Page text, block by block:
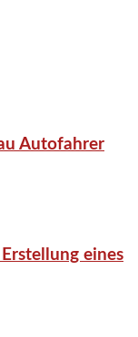
Autofahrer
eines